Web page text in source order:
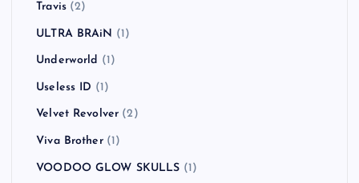
Travis(2)
ULTRA BRAiN (1)
Underworld (1)
Useless ID (1)
Velvet Revolver (2)
Viva Brother(1)
VOODOO GLOW SKULLS (1)